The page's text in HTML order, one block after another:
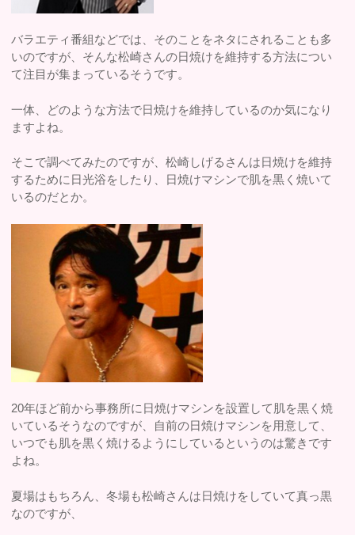
バラエティ番組などでは、そのことをネタにされることも多
いのですが、そんな松崎さんの日焼けを維持する方法につい
て注目が集まっているそうです。
一体、どのような方法で日焼けを維持しているのか気になり
ますよね。
そこで調べてみたのですが、松崎しげるさんは日焼けを維持
するために日光浴をしたり、日焼けマシンで肌を黒く焼いて
いるのだとか。
20年ほど前から事務所に日焼けマシンを設置して肌を黒く焼
いているそうなのですが、自前の日焼けマシンを用意して、
いつでも肌を黒く焼けるようにしているというのは驚きです
よね。
夏場はもちろん、冬場も松崎さんは日焼けをしていて真っ黒
なのですが、